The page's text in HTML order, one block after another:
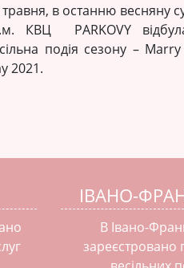
в останню весняну
КВЦ PARKOVY
подія сезону –
2021.
ІВАНО-
В Івано-
зареєстровано